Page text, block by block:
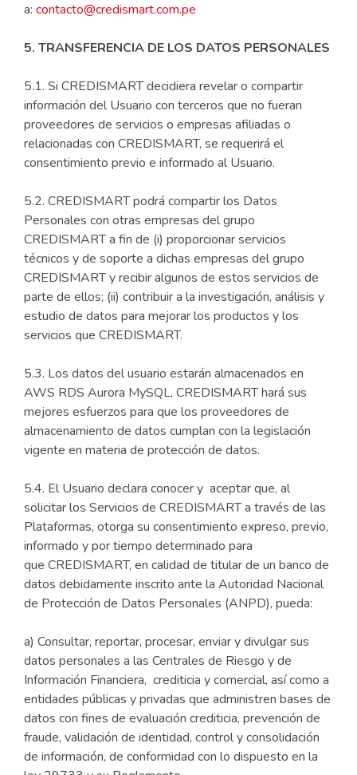
a: contacto@credismart.com.pe
5. TRANSFERENCIA DE LOS DATOS PERSONALES
5.1. Si CREDISMART decidiera revelar o compartir
información del Usuario con terceros que no fueran
proveedores de servicios o empresas afiliadas o
relacionadas con CREDISMART, se requerirá el
consentimiento previo e informado al Usuario.
5.2. CREDISMART podrá compartir los Datos
Personales con otras empresas del grupo
CREDISMART a fin de (i) proporcionar servicios
técnicos y de soporte a dichas empresas del grupo
CREDISMART y recibir algunos de estos servicios de
parte de ellos; (ii) contribuir a la investigación, análisis y
estudio de datos para mejorar los productos y los
servicios que CREDISMART.
5.3. Los datos del usuario estarán almacenados en
AWS RDS Aurora MySQL, CREDISMART hará sus
mejores esfuerzos para que los proveedores de
almacenamiento de datos cumplan con la legislación
vigente en materia de protección de datos.
5.4. El Usuario declara conocer y aceptar que, al
solicitar los Servicios de CREDISMART a través de las
Plataformas, otorga su consentimiento expreso, previo,
informado y por tiempo determinado para
que CREDISMART, en calidad de titular de un banco de
datos debidamente inscrito ante la Autoridad Nacional
de Protección de Datos Personales (ANPD), pueda:
a) Consultar, reportar, procesar, enviar y divulgar sus
datos personales a las Centrales de Riesgo y de
Información Financiera, crediticia y comercial, así como a
entidades públicas y privadas que administren bases de
datos con fines de evaluación crediticia, prevención de
fraude, validación de identidad, control y consolidación
de información, de conformidad con lo dispuesto en la